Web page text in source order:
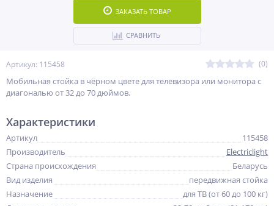
Артикул: 115458 (0)
Мобильная стойка в чёрном цвете для телевизора или монитора с
диагональю от 32 до 70 дюймов.
ЗАКАЗАТЬ ТОВАР
СРАВНИТЬ
Характеристики
Артикул
115458
Производитель
Electriclight
Страна происхождения
Беларусь
Вид изделия
передвижная стойка
Назначение
для ТВ (от 60 до 100 кг)